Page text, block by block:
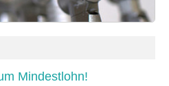
Mindestlohn!